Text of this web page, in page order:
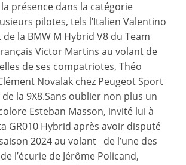
présence dans la catégorie
pilotes, tels l’Italien Valentino
la BMW M Hybrid V8 du Team
Victor Martins au volant de
de ses compatriotes, Théo
Novalak chez Peugeot Sport
la 9X8.Sans oublier non plus un
Esteban Masson, invité lui à
GR010 Hybrid après avoir disputé
2024 au volant de l’une des
de l’écurie de Jérôme Policand,